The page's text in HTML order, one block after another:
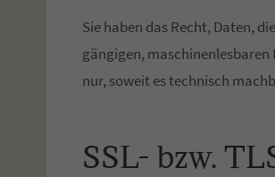
Sie haben das Recht, Daten,
gängigen,
nur, soweit es technisch
SSL- bzw.